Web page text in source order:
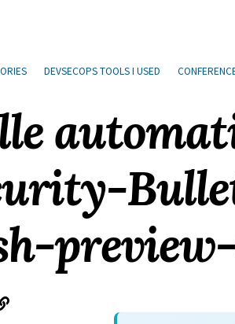
DEVSECOPS TOOLS I USED